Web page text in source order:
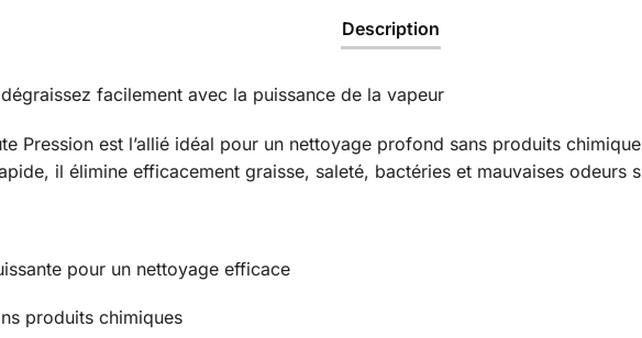
Description
facilement avec la puissance de la vapeur
Pression est l’allié idéal pour un nettoyage profond sans produits
il élimine efficacement graisse, saleté, bactéries et mauvaises odeurs
pour un nettoyage efficace
produits chimiques